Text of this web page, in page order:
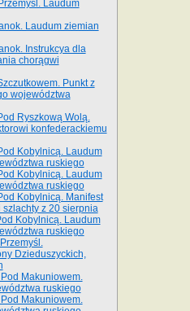
Laudum
Laudum ziemian
Instrukcya dla
chorągwi
Punkt z
województwa
Ryszkową Wolą.
konfederackiemu
Kobylnicą. Laudum
ruskiego
Kobylnicą. Laudum
ruskiego
Kobylnicą. Manifest
z 20 sierpnia
Kobylnicą. Laudum
ruskiego
Dzieduszyckich,
Makuniowem.
ruskiego
Makuniowem.